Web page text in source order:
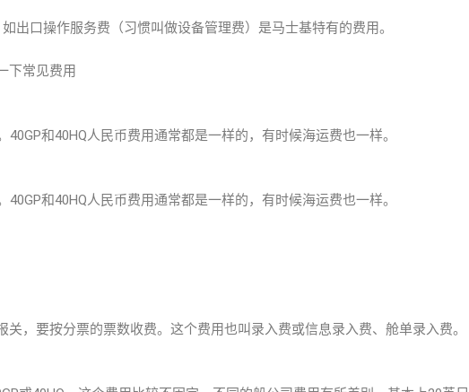
出口操作服务费（习惯叫做设备管理费）是马士基特有的费用。
下常见费用
40GP和40HQ人民币费用通常都是一样的，有时候海运费也一样。
40GP和40HQ人民币费用通常都是一样的，有时候海运费也一样。
，要按分票的票数收费。这个费用也叫录入费或信息录入费、舱单录入费。